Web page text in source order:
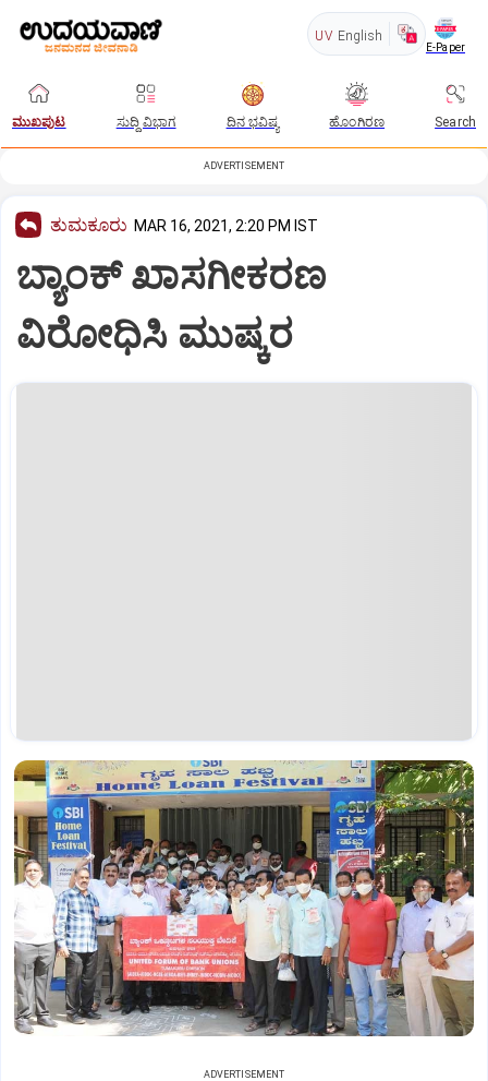
UV English
E-Paper
ಮುಖಪುಟ ಸುದ್ದಿ ವಿಭಾಗ ದಿನ ಭವಿಷ್ಯ ಹೊಂಗಿರಣ Search
ADVERTISEMENT
ತುಮಕೂರು MAR 16, 2021, 2:20 PM IST
ಬ್ಯಾಂಕ್‌ ಖಾಸಗೀಕರಣ
ವಿರೋಧಿಸಿ ಮುಷ್ಕರ
ADVERTISEMENT